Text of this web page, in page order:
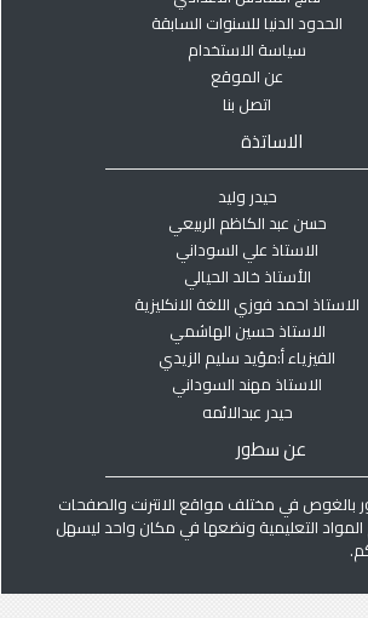
الحدود الدنيا للسنوات السابقة
سياسة الاستخدام
عن الموقع
اتصل بنا
الاساتذة
حيدر وليد
حسن عبد الكاظم الربيعي
الاستاذ علي السوداني
الأستاذ خالد الحيالي
الاستاذ احمد فوزي اللغة الانكليزية
الاستاذ حسين الهاشمي
الفيزياء أ:مؤيد سليم الزيدي
الاستاذ مهند السوداني
حيدر عبدالائمه
عن سطور
في مختلف مواقع الانترنت والصفحات
التعليمية ونضعها في مكان واحد ليسهل